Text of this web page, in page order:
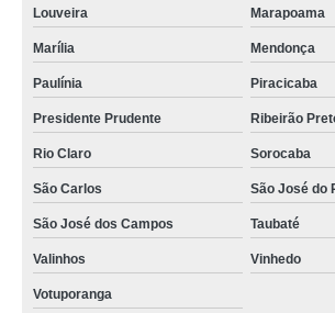
Louveira Marapoama
Marília Mendonça
Paulínia Piracicaba
Presidente Prudente Ribeirão
Rio Claro Sorocaba
São Carlos São José do
São José dos Campos Taubaté
Valinhos Vinhedo
Votuporanga